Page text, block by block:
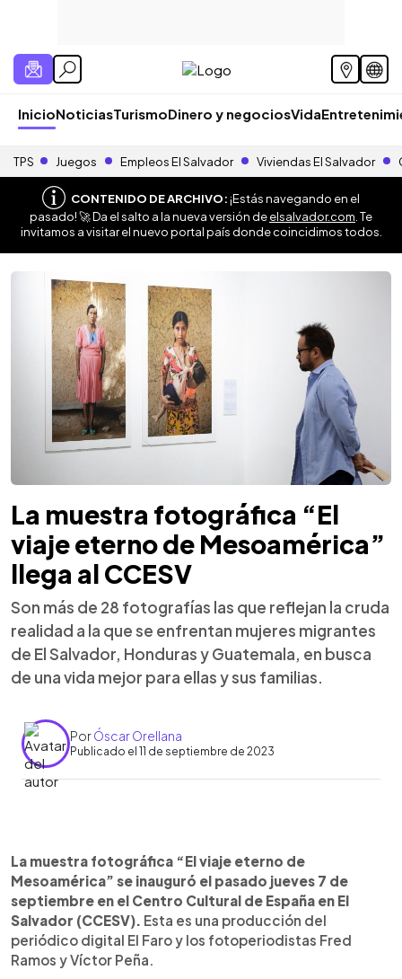
InicioNoticiasTurismoDinero y negociosVida
TPS Juegos Empleos El Salvador Viviendas El Salvador
CONTENIDO DE ARCHIVO:¡Estás navegando en el
pasado! 🚀 Da el salto a la nueva versión deelsalvador.com . Te
invitamos a visitar el nuevo portal país donde coincidimos todos.
La muestra fotográfica “El
viaje eterno de Mesoamérica”
llega al CCESV
Son más de 28 fotografías las que reflejan la cruda
realidad a la que se enfrentan mujeres migrantes
de El Salvador, Honduras y Guatemala, en busca
de una vida mejor para ellas y sus familias.
PorÓscar Orellana
Publicado el 11 de septiembre de 2023
Escuchar artículo
La muestra fotográfica “El viaje eterno de
Mesoamérica” se inauguró el pasado jueves 7 de
septiembre en el Centro Cultural de España en El
Salvador (CCESV). Esta es una producción del
periódico digital El Faro y los fotoperiodistas Fred
Ramos y Víctor Peña.